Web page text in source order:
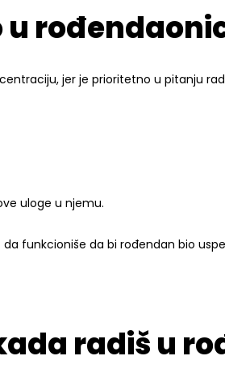
jer je prioritetno u pitanju
uloge u njemu.
funkcioniše da bi rođendan bio
radiš u